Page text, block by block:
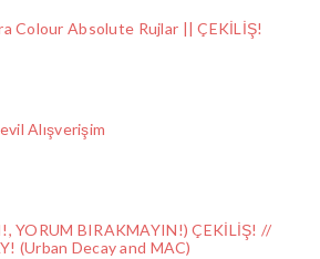
Colour Absolute Rujlar || ÇEKİLİŞ!
Alışverişim
YORUM BIRAKMAYIN!) ÇEKİLİŞ! //
(Urban Decay and MAC)